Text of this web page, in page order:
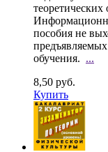
пособия не
предъявляемых
обучения. ...
8,50 руб.
Купить